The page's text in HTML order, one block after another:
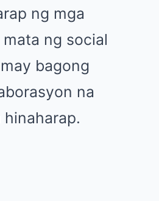
ng mga
ng social
bagong
na